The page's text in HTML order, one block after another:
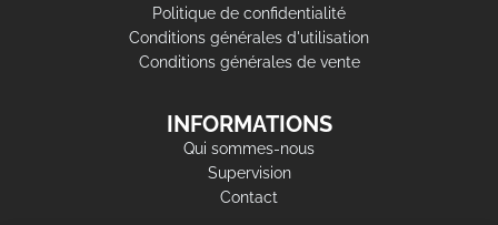
Politique de confidentialité
Conditions générales d'utilisation
Conditions générales de vente
INFORMATIONS
Qui sommes-nous
Supervision
Contact